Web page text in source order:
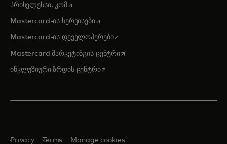
პრისელესსი. კომopens in a new tab
Mastercard-ის სერვისებიopens in a new tab
Mastercard-ის დეველოპერებიopens in a new tab
Mastercard მარკეტინგის ცენტრიopens in a new tab
ინკლუზიური ზრდის ცენტრიopens in a new tab
Privacy Terms Manage cookies